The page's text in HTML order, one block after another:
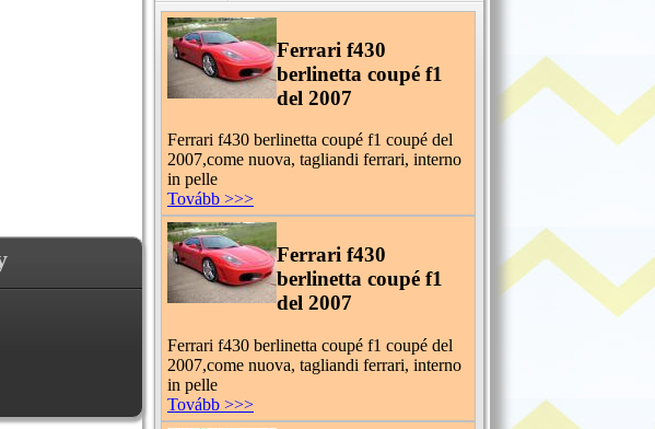
Ferrari f430
berlinetta coupé f1
del 2007
Ferrari f430 berlinetta coupé f1 coupé del
2007,come nuova, tagliandi ferrari, interno
in pelle
Tovább >>>
Ferrari f430
berlinetta coupé f1
del 2007
Ferrari f430 berlinetta coupé f1 coupé del
2007,come nuova, tagliandi ferrari, interno
in pelle
Tovább >>>